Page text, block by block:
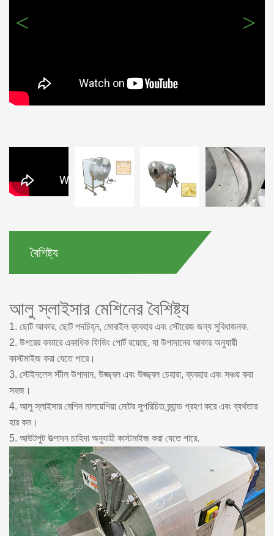
< >
বৈশিষ্ট্য
আলু স্লাইসার মেশিনের বৈশিষ্ট্য
1. ছোট আকার, ছোট পদচিহ্ন, মোবাইল ব্যবহার এবং স্টোরেজ জন্য সুবিধাজনক.
2. উপরের কভারে একাধিক ফিডিং পোর্ট রয়েছে, যা উপাদানের আকার অনুযায়ী
কাস্টমাইজ করা যেতে পারে।
3. স্টেইনলেস স্টীল উপাদান, উজ্জ্বল এবং উজ্জ্বল চেহারা, ব্যবহার এবং সঞ্চয় করা
সহজ।
4. আলু স্লাইসার মেশিন মালয়েশিয়া মোটর সুপরিচিত ব্র্যান্ড গ্রহণ করে এবং ব্যর্থতার
হার কম।
5. আউটপুট উত্পাদন চাহিদা অনুযায়ী কাস্টমাইজ করা যেতে পারে.